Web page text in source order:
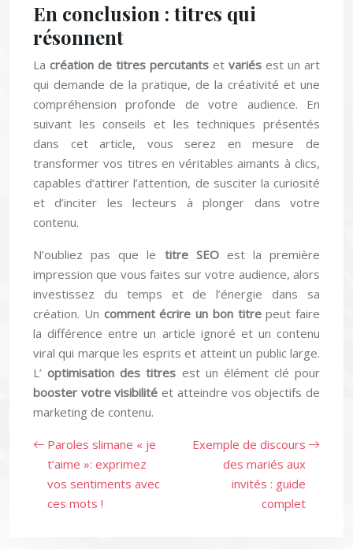
En conclusion : titres qui
résonnent
La création de titres percutants et variés est un art
qui demande de la pratique, de la créativité et une
compréhension profonde de votre audience. En
suivant les conseils et les techniques présentés
dans cet article, vous serez en mesure de
transformer vos titres en véritables aimants à clics,
capables d’attirer l’attention, de susciter la curiosité
et d’inciter les lecteurs à plonger dans votre
contenu.
N’oubliez pas que le titre SEO est la première
impression que vous faites sur votre audience, alors
investissez du temps et de l’énergie dans sa
création. Un comment écrire un bon titrepeut faire
la différence entre un article ignoré et un contenu
viral qui marque les esprits et atteint un public large.
L’optimisation des titres est un élément clé pour
booster votre visibilitéet atteindre vos objectifs de
marketing de contenu.
Paroles slimane « je
t’aime »: exprimez
vos sentiments avec
ces mots !
Exemple de discours
des mariés aux
invités : guide
complet